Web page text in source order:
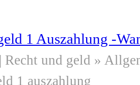
1 Auszahlung -
| Recht und geld »
1 auszahlung